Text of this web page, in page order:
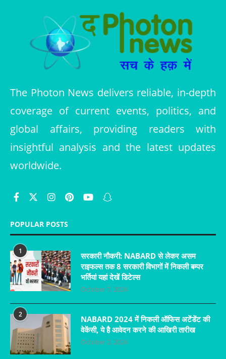
The Photon News delivers reliable, in-depth
coverage of current events, politics, and
global affairs, providing readers with
insightful analysis and the latest updates
worldwide.
POPULAR POSTS
1
सरकारी नौकरी: NABARD से लेकर असम
राइफल्स तक 8 सरकारी विभागों में निकली बम्पर
भर्तियां यहां देखें डिटेल्स
October 7, 2024
2
NABARD 2024 में निकली ऑफिस अटेंडेंट की
वेकेंसी, ये है आवेदन करने की आखिरी तारीख
October 2, 2024